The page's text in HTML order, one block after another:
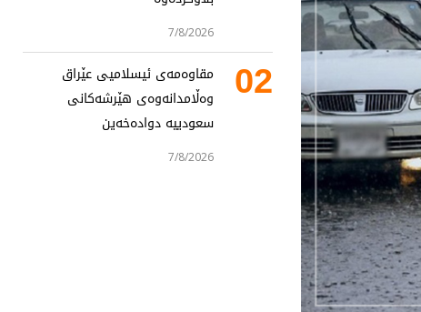
7/8/2026
02
مقاوەمەی ئیسلامیی عێراق
وەڵامدانەوەی هێرشەکانی
سعودییە دوادەخەین
7/8/2026